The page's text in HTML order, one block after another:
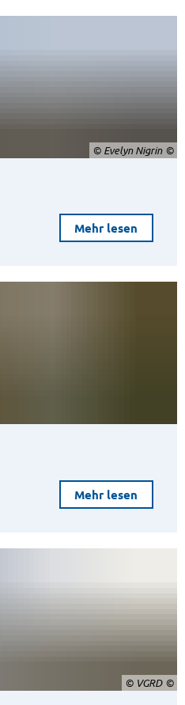
© Evelyn Nigrin
Mehr lesen
Mehr lesen
© VGRD